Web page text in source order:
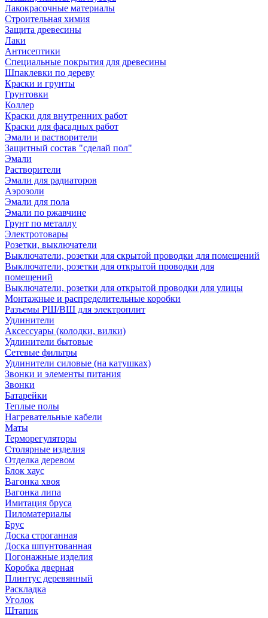
Лакокрасочные материалы
Строительная химия
Защита древесины
Лаки
Антисептики
Специальные покрытия для древесины
Шпаклевки по дереву
Краски и грунты
Грунтовки
Коллер
Краски для внутренних работ
Краски для фасадных работ
Эмали и растворители
Защитный состав "сделай пол"
Эмали
Растворители
Эмали для радиаторов
Аэрозоли
Эмали для пола
Эмали по ржавчине
Грунт по металлу
Электротовары
Розетки, выключатели
Выключатели, розетки для скрытой проводки для помещений
Выключатели, розетки для открытой проводки для
помещений
Выключатели, розетки для открытой проводки для улицы
Монтажные и распределительные коробки
Разъемы РШ/ВШ для электроплит
Удлинители
Аксессуары (колодки, вилки)
Удлинители бытовые
Сетевые фильтры
Удлинители силовые (на катушках)
Звонки и элементы питания
Звонки
Батарейки
Теплые полы
Нагревательные кабели
Маты
Терморегуляторы
Столярные изделия
Отделка деревом
Блок хаус
Вагонка хвоя
Вагонка липа
Имитация бруса
Пиломатериалы
Брус
Доска строганная
Доска шпунтованная
Погонажные изделия
Коробка дверная
Плинтус деревянный
Раскладка
Уголок
Штапик